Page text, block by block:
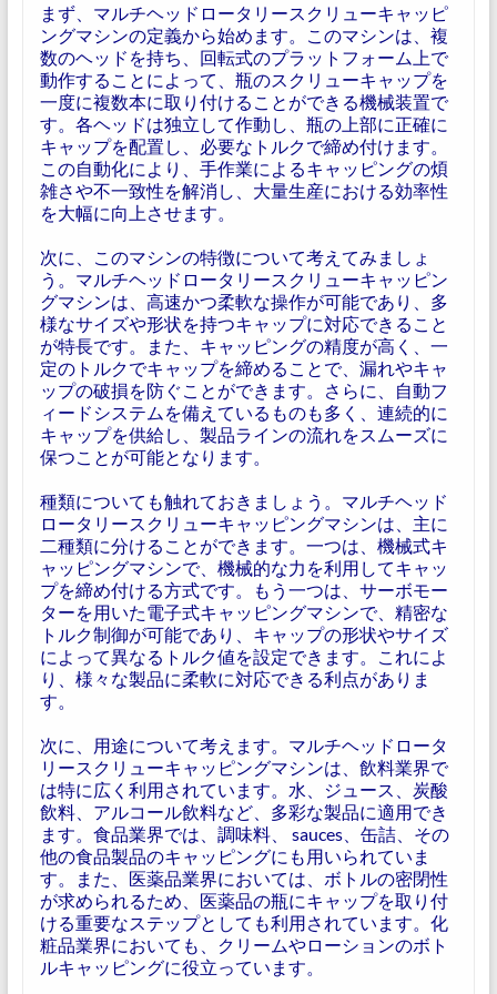
まず、マルチヘッドロータリースクリューキャッピ
ングマシンの定義から始めます。このマシンは、複
数のヘッドを持ち、回転式のプラットフォーム上で
動作することによって、瓶のスクリューキャップを
一度に複数本に取り付けることができる機械装置で
す。各ヘッドは独立して作動し、瓶の上部に正確に
キャップを配置し、必要なトルクで締め付けます。
この自動化により、手作業によるキャッピングの煩
雑さや不一致性を解消し、大量生産における効率性
を大幅に向上させます。
次に、このマシンの特徴について考えてみましょ
う。マルチヘッドロータリースクリューキャッピン
グマシンは、高速かつ柔軟な操作が可能であり、多
様なサイズや形状を持つキャップに対応できること
が特長です。また、キャッピングの精度が高く、一
定のトルクでキャップを締めることで、漏れやキャ
ップの破損を防ぐことができます。さらに、自動フ
ィードシステムを備えているものも多く、連続的に
キャップを供給し、製品ラインの流れをスムーズに
保つことが可能となります。
種類についても触れておきましょう。マルチヘッド
ロータリースクリューキャッピングマシンは、主に
二種類に分けることができます。一つは、機械式キ
ャッピングマシンで、機械的な力を利用してキャッ
プを締め付ける方式です。もう一つは、サーボモー
ターを用いた電子式キャッピングマシンで、精密な
トルク制御が可能であり、キャップの形状やサイズ
によって異なるトルク値を設定できます。これによ
り、様々な製品に柔軟に対応できる利点がありま
す。
次に、用途について考えます。マルチヘッドロータ
リースクリューキャッピングマシンは、飲料業界で
は特に広く利用されています。水、ジュース、炭酸
飲料、アルコール飲料など、多彩な製品に適用でき
ます。食品業界では、調味料、 sauces、缶詰、その
他の食品製品のキャッピングにも用いられていま
す。また、医薬品業界においては、ボトルの密閉性
が求められるため、医薬品の瓶にキャップを取り付
ける重要なステップとしても利用されています。化
粧品業界においても、クリームやローションのボト
ルキャッピングに役立っています。